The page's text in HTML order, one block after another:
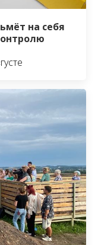
на себя